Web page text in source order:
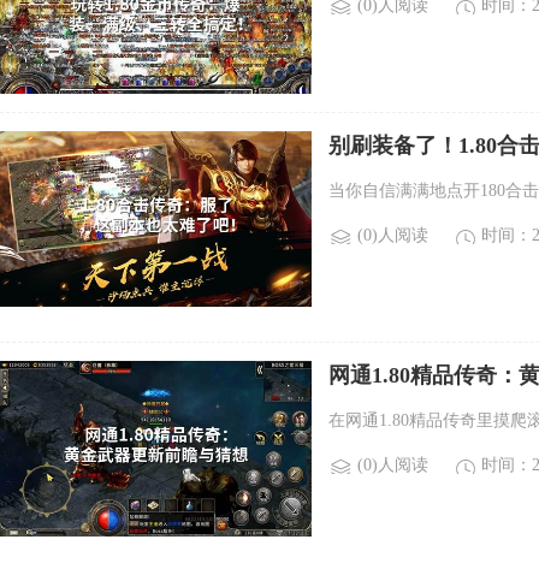
(0)人阅读 时间：
别刷装备了！1.80合
当你自信满满地点开180合
(0)人阅读 时间：
网通1.80精品传奇：
在网通1.80精品传奇里摸爬
(0)人阅读 时间：